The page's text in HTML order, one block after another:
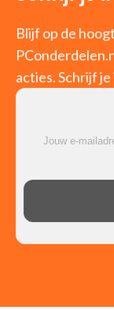
Blijf op de
acties. Schrijf